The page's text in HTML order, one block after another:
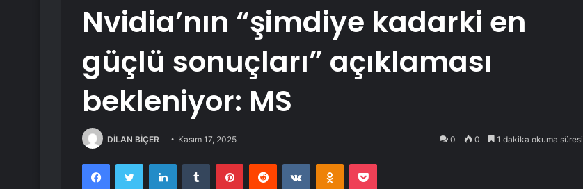
Nvidia’nın “şimdiye kadarki en
güçlü sonuçları” açıklaması
bekleniyor: MS
DİLAN BİÇER Kasım 17, 2025 0 0 1 dakika okuma süresi
FacebookTwitter LinkedInTumblr PinterestReddit VKontakteOdnoklassniki
Pocket